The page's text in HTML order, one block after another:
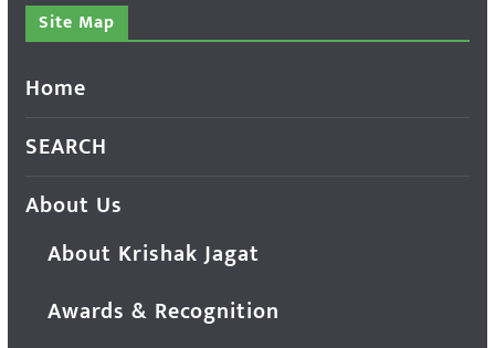
Site Map
Home
SEARCH
About Us
About Krishak Jagat
Awards & Recognition